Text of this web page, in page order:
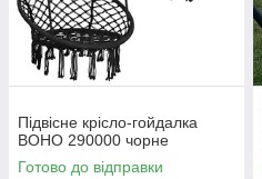
Підвісне крісло-гойдалка
BOHO 290000 чорне
Готово до відправки